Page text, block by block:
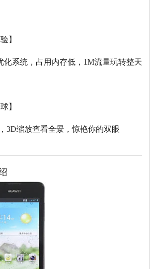
】
化系统，占用内存低， 1M流量玩转整天
】
3D缩放查看全景，惊艳你的双眼